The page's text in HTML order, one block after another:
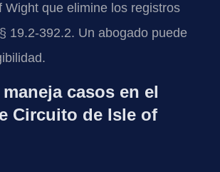
Wight que elimine los registros
19.2-392.2. Un abogado puede
casos en el
Circuito de Isle of